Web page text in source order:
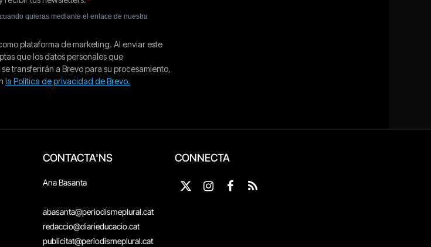
CONTACTA'NS
Ana Basanta
abasanta@periodismeplural.cat
redaccio@diarieducacio.cat
publicitat@periodismeplural.cat
CONNECTA
X
Instagram
Facebook
RSS